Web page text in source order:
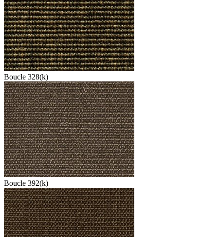
Boucle 328(k)
Boucle 392(k)